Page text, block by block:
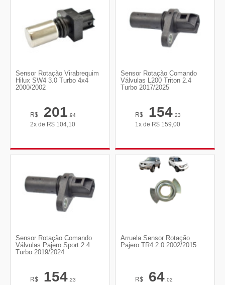
Sensor Rotação Virabrequim
Hilux SW4 3.0 Turbo 4x4
2000/2002
R$ 201,94
2x de R$ 104,10
Sensor Rotação Comando
Válvulas L200 Triton 2.4
Turbo 2017/2025
R$ 154,23
1x de R$ 159,00
Sensor Rotação Comando
Válvulas Pajero Sport 2.4
Turbo 2019/2024
R$ 154,23
Arruela Sensor Rotação
Pajero TR4 2.0 2002/2015
R$ 64,02